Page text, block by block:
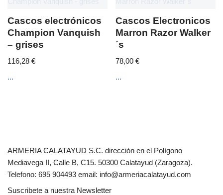
Cascos electrónicos
Champion Vanquish
– grises
116,28 €
...
Cascos Electronicos
Marron Razor Walker
´s
78,00€
...
ARMERIA CALATAYUD S.C. dirección en el Polígono
Mediavega II, Calle B, C15. 50300 Calatayud (Zaragoza).
Telefono: 695 904493 email: info@armeriacalatayud.com
Suscribete a nuestra Newsletter